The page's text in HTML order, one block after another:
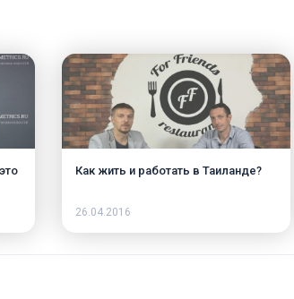
Как жить и работать в Таиланде?
26.04.2016